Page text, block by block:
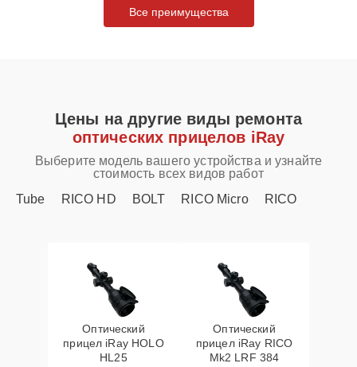
Все преимущества
Цены на другие виды ремонта
оптических прицелов iRay
Выберите модель вашего устройства и узнайте
стоимость всех видов работ
Tube
RICO HD BOLT RICO Micro RICO
Оптический
прицел iRay HOLO
HL25
Оптический
прицел iRay RICO
Mk2 LRF 384